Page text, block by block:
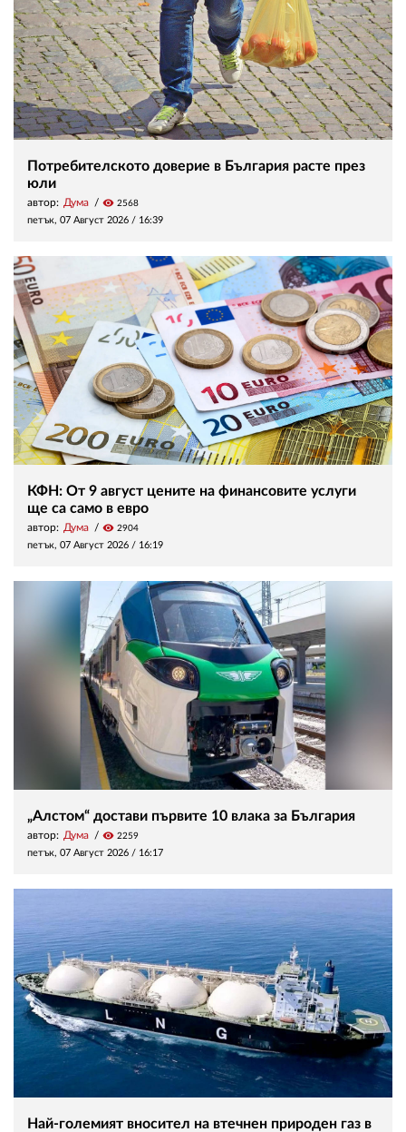
Потребителското доверие в България расте през
юли
автор: Дума visibility 2568
петък, 07 Август 2026 / 16:39
КФН: От 9 август цените на финансовите услуги
ще са само в евро
автор: Дума visibility 2904
петък, 07 Август 2026 / 16:19
„Алстом“ достави първите 10 влака за България
автор: Дума visibility 2259
петък, 07 Август 2026 / 16:17
Най-големият вносител на втечнен природен газ в